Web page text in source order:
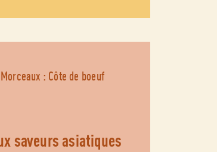
Morceaux : Côte de boeuf
saveurs asiatiques